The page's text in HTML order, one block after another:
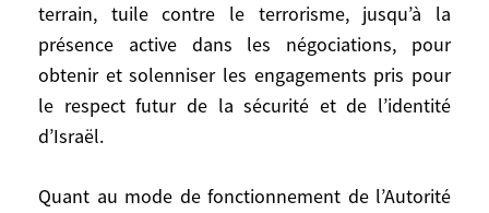
terrain, tuile contre le terrorisme, jusqu’à la
présence active dans les négociations, pour
obtenir et solenniser les engagements pris pour
le respect futur de la sécurité et de l’identité
d’Israël.
Quant au mode de fonctionnement de l’Autorité
des négociations politiques.
Les obstacles à ces avancées décisives
sont bien connus, ils se situent à l’intérieur
des systèmes israélien ou palestinien de
de leurs dirigeants.